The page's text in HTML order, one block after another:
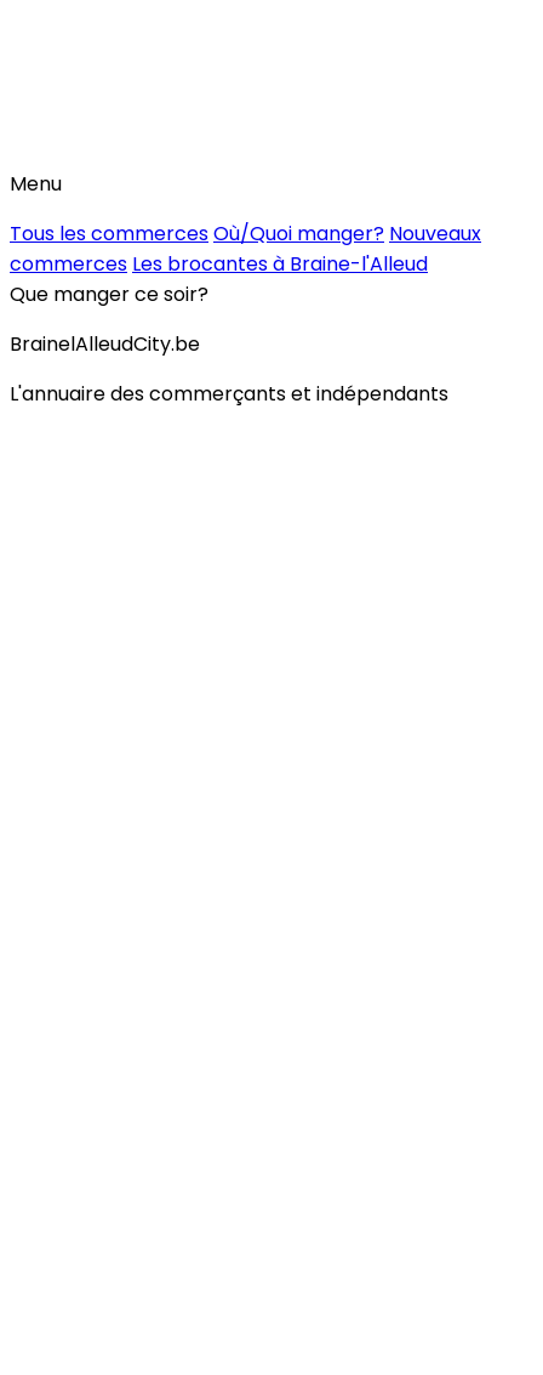
Menu
Tous les commercesOù/Quoi manger? Nouveaux
commerces Les brocantes à Braine-l'Alleud
Que manger ce soir?
BrainelAlleudCity.be
L'annuaire des commerçants et indépendants